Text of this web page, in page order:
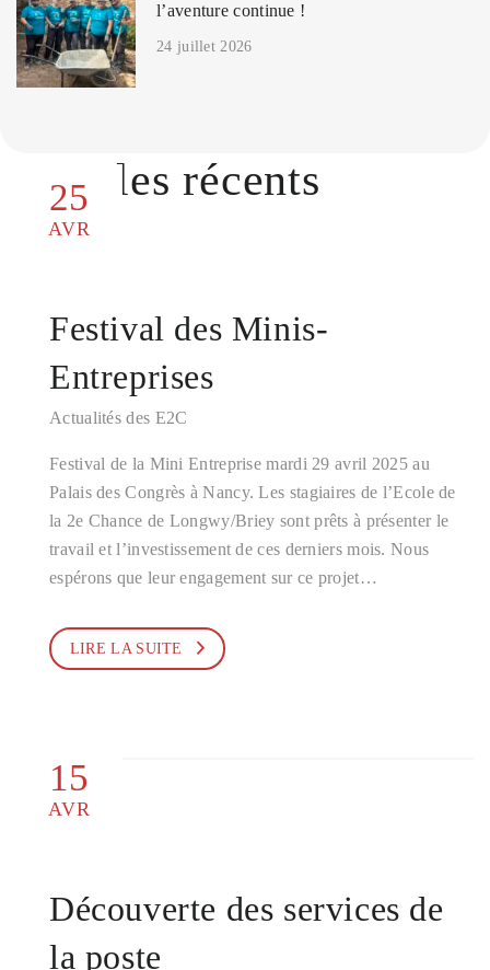
Articles récents
25
AVR
Festival des Minis-
Entreprises
Actualités des E2C
Festival de la Mini Entreprise mardi 29 avril 2025 au
Palais des Congrès à Nancy. Les stagiaires de l’Ecole de
la 2e Chance de Longwy/Briey sont prêts à présenter le
travail et l’investissement de ces derniers mois. Nous
espérons que leur engagement sur ce projet…
LIRE LA SUITE
15
AVR
Découverte des services de
la poste
l’aventure continue !
24 juillet 2026